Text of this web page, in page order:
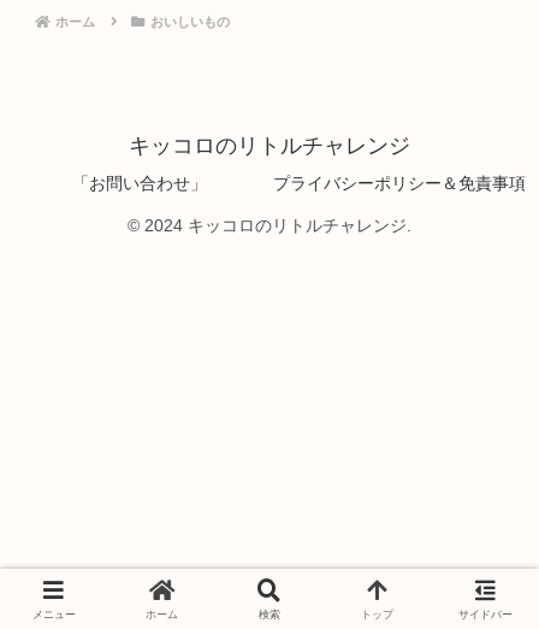
ホーム おいしいもの
キッコロのリトルチャレンジ
「お問い合わせ」 プライバシーポリシー＆免責事項
© 2024 キッコロのリトルチャレンジ.
メニュー ホーム 検索 トップ サイドバー